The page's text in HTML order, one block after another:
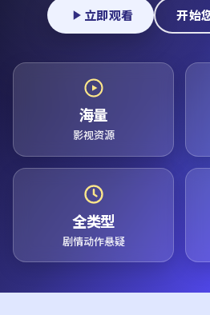
立即观看 开始
海量
影视资源
全类型
剧情动作悬疑